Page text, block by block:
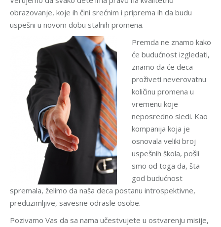
obrazovanje, koje ih čini srećnim i priprema ih da budu
uspešni u novom dobu stalnih promena.
Premda ne znamo kako
će budućnost izgledati,
znamo da će deca
proživeti neverovatnu
količinu promena u
vremenu koje
neposredno sledi. Kao
kompanija koja je
osnovala veliki broj
uspešnih škola, pošli
smo od toga da, šta
god budućnost
spremala, želimo da naša deca postanu introspektivne,
preduzimljive, savesne odrasle osobe.
Pozivamo Vas da sa nama učestvujete u ostvarenju misije,